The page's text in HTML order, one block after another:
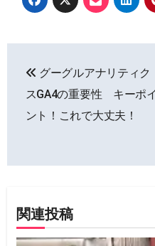
稿
ナ
ゲ
ー
シ
グーグルアナリティク
スGA4の重要性 キーポイ
ント！これで大丈夫！
関連投稿